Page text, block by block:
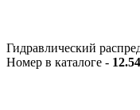
Гидравлический
Номер в каталоге -